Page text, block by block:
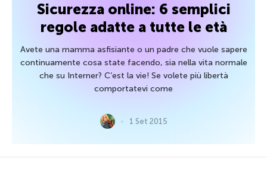
Sicurezza online: 6 semplici
regole adatte a tutte le età
Avete una mamma asfisiante o un padre che vuole sapere
continuamente cosa state facendo, sia nella vita normale
che su Interner? C’est la vie! Se volete più libertà
comportatevi come
1 Set 2015